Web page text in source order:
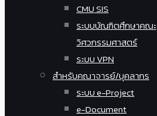
CMU SIS
ระบบบัณฑิตศึกษาคณะ
วิศวกรรมศาสตร์
ระบบ VPN
สำหรับคณาจารย์/บุคลากร
ระบบ e-Project
e-Document